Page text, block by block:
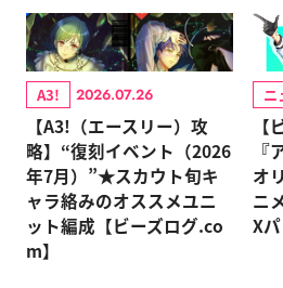
A3! 2026.07.26
【A3!（エースリー）攻
略】“復刻イベント（2026
年7月）”★スカウト旬キ
ャラ絡みのオススメユニ
ット編成【ビーズログ.co
m】
ニ
【
『
オ
ニ
X